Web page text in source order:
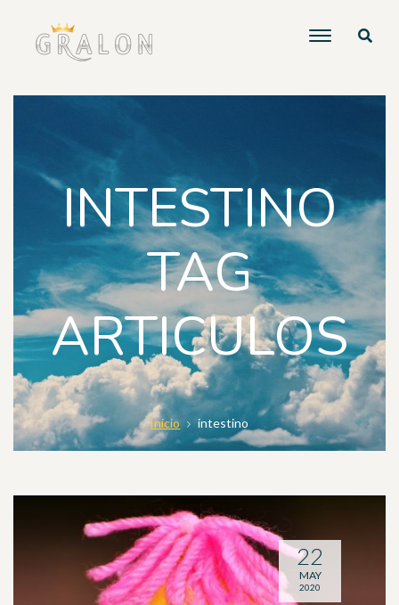
INTESTINO
TAG
ARTICULOS
Inicio intestino
22
MAY
2020